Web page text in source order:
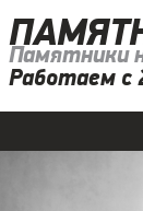
Памятники
Работаем с